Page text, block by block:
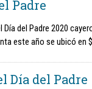
Padre
del Padre 2020
este año se ubicó en
Día del Padre